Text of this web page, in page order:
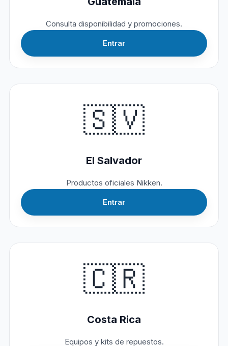
Consulta disponibilidad y promociones.
Entrar
🇸🇻
El Salvador
Productos oficiales Nikken.
Entrar
🇨🇷
Costa Rica
Equipos y kits de repuestos.